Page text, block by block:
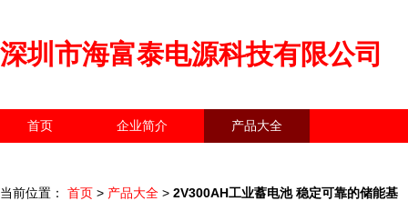
深圳市海富泰电源科技有限公司
首页 企业简介 产品大全
当前位置： 首页 > 产品大全 > 2V300AH工业蓄电池 稳定可靠的储能基